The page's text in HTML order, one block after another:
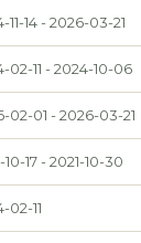
11-14 - 2026-03-21
02-11 - 2024-10-06
02-01 - 2026-03-21
10-17 - 2021-10-30
02-11